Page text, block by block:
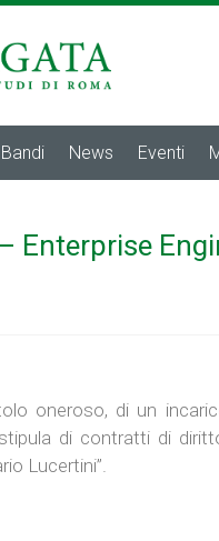
Bandi News Eventi
Enterprise
oneroso, di un
di contratti di
Lucertini”.